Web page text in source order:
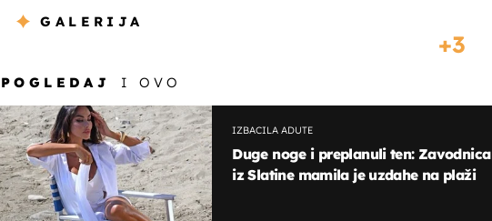
GALERIJA
3
POGLEDAJ I OVO
IZBACILA ADUTE
Duge noge i preplanuli ten: Zavodnica
iz Slatine mamila je uzdahe na plaži